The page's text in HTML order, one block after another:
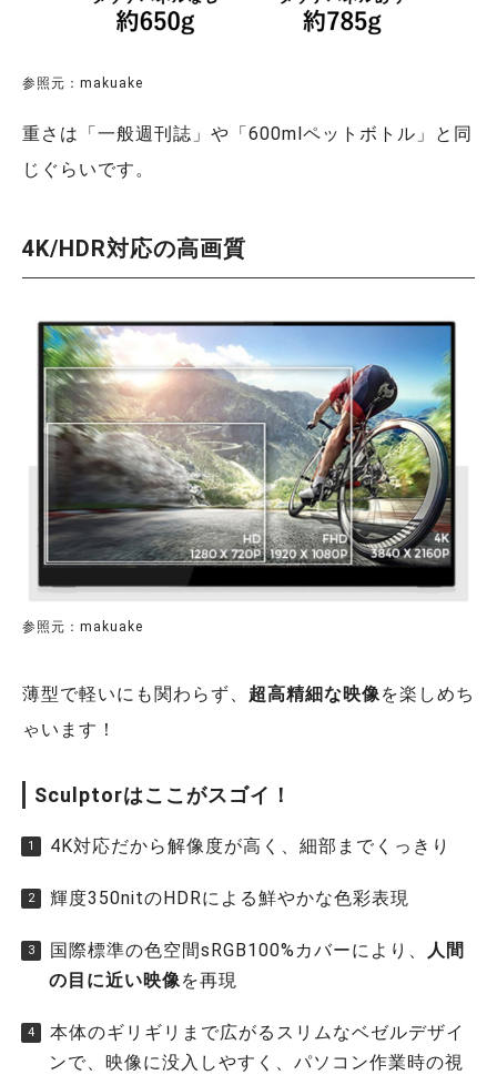
参照元：makuake
重さは「一般週刊誌」や「600mlペットボトル」と同
じぐらいです。
4K/HDR対応の高画質
参照元：makuake
薄型で軽いにも関わらず、 超高精細な映像を楽しめち
ゃいます！
Sculptorはここがスゴイ！
4K対応だから解像度が高く、細部までくっきり
輝度350nitのHDRによる鮮やかな色彩表現
国際標準の色空間sRGB100%カバーにより、
人間
の目に近い映像を再現
本体のギリギリまで広がるスリムなベゼルデザイ
ンで、映像に没入しやすく、パソコン作業時の視